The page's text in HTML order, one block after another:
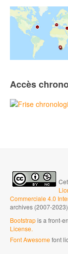
Accès
Commerciale 4.0
archives (2007-
Bootstrapis a front-
License.
Font Awesomefont